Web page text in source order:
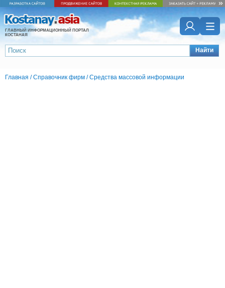
ГЛАВНЫЙ ИНФОРМАЦИОННЫЙ ПОРТАЛ
КОСТАНАЯ
Найти
Главная /Справочник фирм /Средства массовой информации